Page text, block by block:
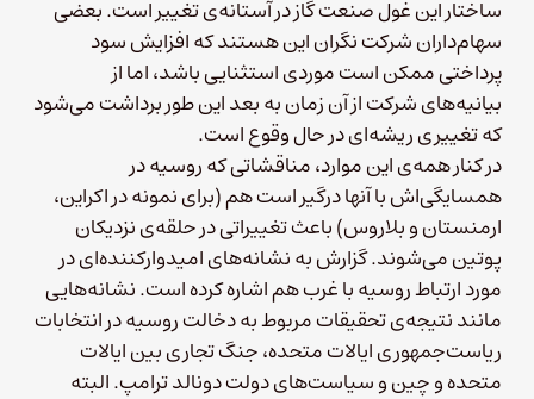
ساختار این غول صنعت گاز در آستانه‌ی تغییر است. بعضی
سهام‌داران شرکت نگران این هستند که افزایش سود
پرداختی ممکن است موردی استثنایی باشد، اما از
بیانیه‌های شرکت از آن زمان به بعد این طور برداشت می‌شود
که تغییری ریشه‌ای در حال وقوع است.
در کنار همه‌ی این موارد، مناقشاتی که روسیه در
همسایگی‌اش با آنها درگیر است هم (برای نمونه در اکراین،
ارمنستان و بلاروس)‌ باعث تغییراتی در حلقه‌ی نزدیکان
پوتین می‌شوند. گزارش به نشانه‌های امید‌وارکننده‌ای در
مورد ارتباط روسیه با غرب هم اشاره کرده است. نشانه‌هایی
مانند نتیجه‌ی تحقیقات مربوط به دخالت روسیه در انتخابات
ریاست‌جمهوری ایالات متحده‌، جنگ تجاری بین ایالات
متحده و چین و سیاست‌های دولت دونالد ترامپ. البته